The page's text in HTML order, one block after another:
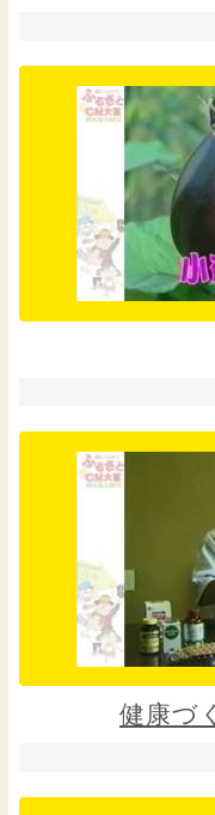
健康づ